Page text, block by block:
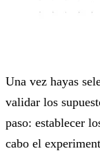
Una vez hayas
validar los
paso: establecer
cabo el